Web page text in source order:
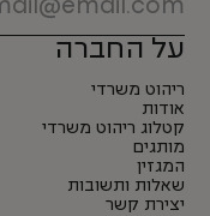
על החברה
ריהוט משרדי
אודות
קטלוג ריהוט משרדי
מותגים
המגזין
שאלות ותשובות
יצירת קשר